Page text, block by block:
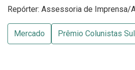
Repórter: Assessoria de Imprensa/
Mercado Prêmio Colunistas Sul